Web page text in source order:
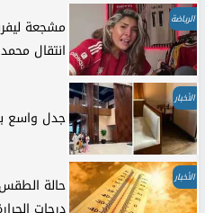
الرياضة
مشجعة
انتقال
الأخبار
جدل واسع
الأخبار
حالة